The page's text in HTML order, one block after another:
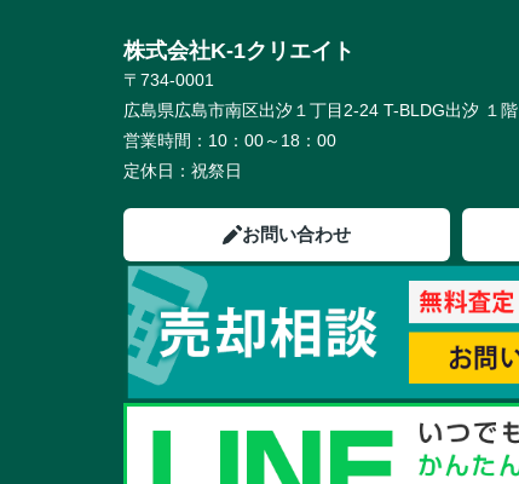
株式会社K-1クリエイト
〒734-0001
広島県広島市南区出汐１丁目2-24 T-BLDG出汐 １階
営業時間： 10：00～18：00
定休日： 祝祭日
お問い合わせ